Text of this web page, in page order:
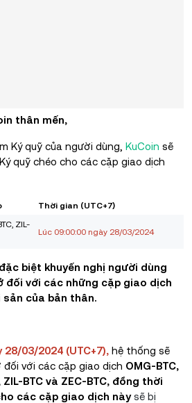
thân mến,
Ký quỹ của người dùng, KuCoin sẽ
quỹ chéo cho các cặp giao dịch
Thời gian (UTC+7)
ZIL-
Lúc 09:00:00 ngày 28/03/2024
biệt khuyến nghị người dùng
đối với các những cặp giao dịch
của bản thân.
03/2024 (UTC+7), hệ thống sẽ
với các cặp giao dịch OMG-BTC,
ZIL-BTC và ZEC-BTC, đồng thời
các cặp giao dịch nàysẽ bị